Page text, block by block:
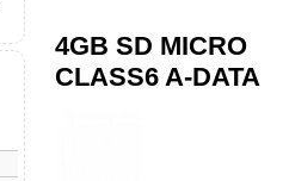
4GB SD MICRO
CLASS6 A-DATA